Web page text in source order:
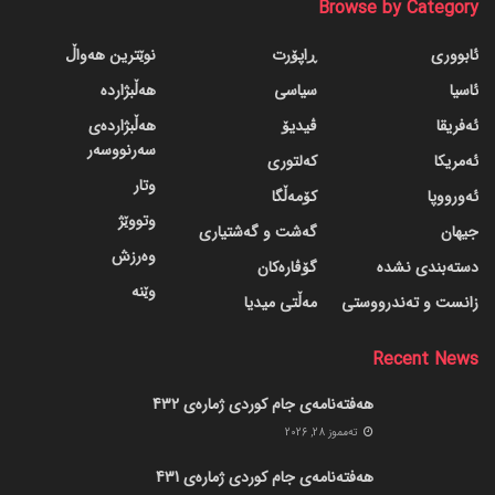
Browse by Category
ئابووری
ئاسیا
ئەفریقا
ئەمریکا
ئەورووپا
جیهان
دسته‌بندی نشده
زانست و تەندرووستی
ڕاپۆرت
سیاسی
ڤیدیۆ
کەلتوری
کۆمەڵگا
گه‌شت و گه‌شتیاری
گۆڤاره‌کان
مەڵتی میدیا
نوێترین هەواڵ
هەڵبژاردە
هەڵبژاردەی
سەرنووسەر
وتار
وتووێژ
وەرزش
وێنە
Recent News
هەفتەنامەی جام کوردی ژمارەی 432
ته‌مموز 28, 2026
هەفتەنامەی جام کوردی ژمارەی 431